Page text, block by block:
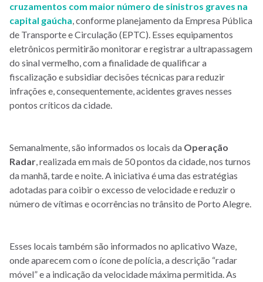
cruzamentos com maior número de sinistros graves na
capital gaúcha, conforme planejamento da Empresa Pública
de Transporte e Circulação (EPTC). Esses equipamentos
eletrônicos permitirão monitorar e registrar a ultrapassagem
do sinal vermelho, com a finalidade de qualificar a
fiscalização e subsidiar decisões técnicas para reduzir
infrações e, consequentemente, acidentes graves nesses
pontos críticos da cidade.
Semanalmente, são informados os locais da Operação
Radar, realizada em mais de 50 pontos da cidade, nos turnos
da manhã, tarde e noite. A iniciativa é uma das estratégias
adotadas para coibir o excesso de velocidade e reduzir o
número de vítimas e ocorrências no trânsito de Porto Alegre.
Esses locais também são informados no aplicativo Waze,
onde aparecem com o ícone de polícia, a descrição “radar
móvel” e a indicação da velocidade máxima permitida. As